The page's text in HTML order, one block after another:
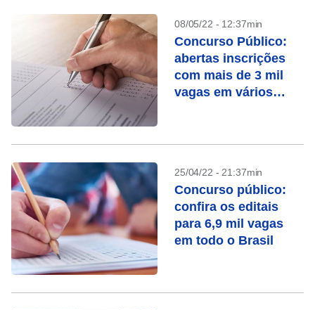
08/05/22 - 12:37min
Concurso Público:
abertas inscrições
com mais de 3 mil
vagas em vários
25/04/22 - 21:37min
Concurso público:
confira os editais
para 6,9 mil vagas
em todo o Brasil